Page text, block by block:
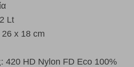
Lt
26 x 18 cm
420 HD Nylon FD Eco 100%